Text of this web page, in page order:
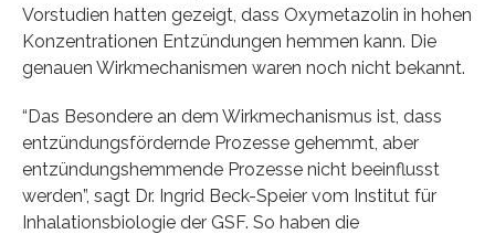
Vorstudien hatten gezeigt, dass Oxymetazolin in hohen
Konzentrationen Entzündungen hemmen kann. Die
genauen Wirkmechanismen waren noch nicht bekannt.
“Das Besondere an dem Wirkmechanismus ist, dass
entzündungsfördernde Prozesse gehemmt, aber
entzündungshemmende Prozesse nicht beeinflusst
werden”, sagt Dr. Ingrid Beck-Speier vom Institut für
Inhalationsbiologie der GSF. So haben die